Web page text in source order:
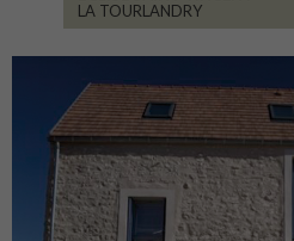
LA TOURLANDRY